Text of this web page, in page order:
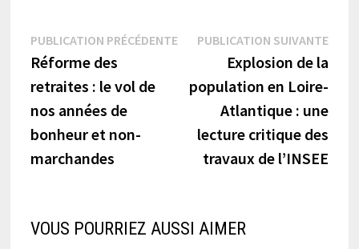
Navigation
de
l’article
PUBLICATION PRÉCÉDENTEPublication
précédente :
Réforme des
retraites : le vol de
nos années de
bonheur et non-
marchandes
PUBLICATION SUIVANTE
Explosion de la
population en Loire-
Atlantique : une
lecture critique des
travaux de l’INSEE
VOUS POURRIEZ AUSSI AIMER